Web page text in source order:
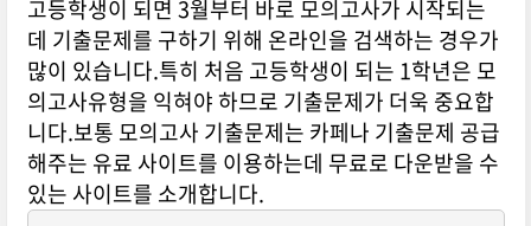
년 노하우
고등학생이 되면 3월부터 바로 모의고사가 시작되는
데 기출문제를 구하기 위해 온라인을 검색하는 경우가
많이 있습니다.특히 처음 고등학생이 되는 1학년은 모
의고사유형을 익혀야 하므로 기출문제가 더욱 중요합
니다.보통 모의고사 기출문제는 카페나 기출문제 공급
해주는 유료 사이트를 이용하는데 무료로 다운받을 수
있는 사이트를 소개합니다.